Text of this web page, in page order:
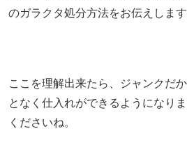
のガラクタ処分方法をお伝えしま
ここを理解出来たら、ジャンクだ
となく仕入れができるようになり
くださいね。